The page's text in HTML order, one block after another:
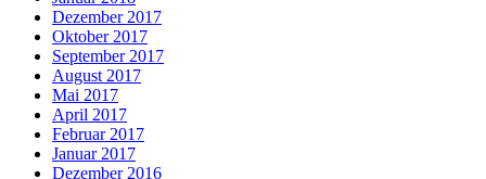
Dezember 2017
Oktober 2017
September 2017
August 2017
Mai 2017
April 2017
Februar 2017
Januar 2017
Dezember 2016